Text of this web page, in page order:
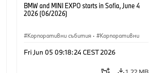
BMW and MINI EXPO starts in Sofia, June 4
2026 (06/2026)
Корпоративни събития · Корпоративни
Fri Jun 05 09:18:24 CEST 2026